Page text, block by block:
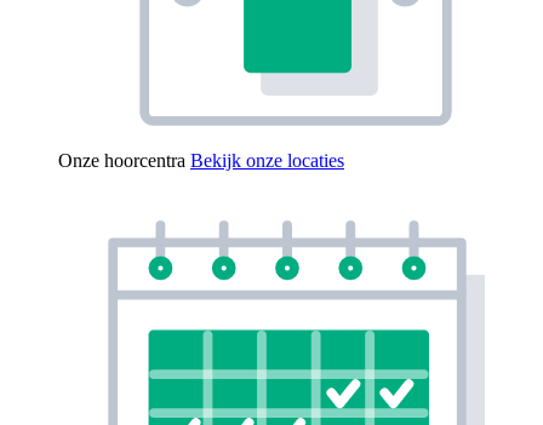
Onze hoorcentra Bekijk onze locaties